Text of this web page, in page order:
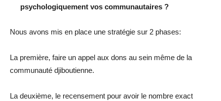
psychologiquement vos communautaires ?
Nous avons mis en place une stratégie sur 2 phases:
La première, faire un appel aux dons au sein même de la
communauté djiboutienne.
La deuxième, le recensement pour avoir le nombre exact